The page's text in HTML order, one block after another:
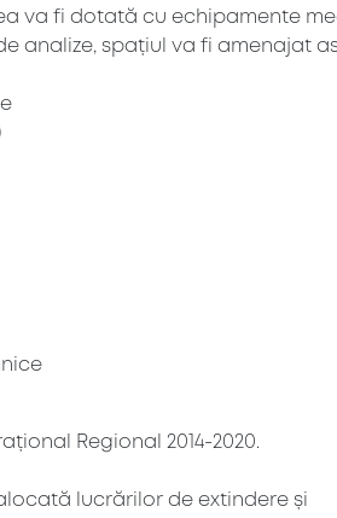
va fi dotată cu echipamente
analize, spațiul va fi amenajat
Regional 2014-2020.
lucrărilor de extindere și